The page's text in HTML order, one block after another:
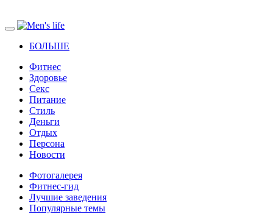
БОЛЬШЕ
Фитнес
Здоровье
Секс
Питание
Стиль
Деньги
Отдых
Персона
Новости
Фотогалерея
Фитнес-гид
Лучшие заведения
Популярные темы